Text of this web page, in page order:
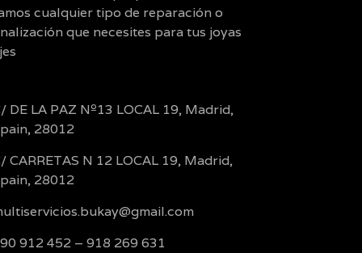
cualquier tipo de reparación o
que necesites para tus joyas
DE LA PAZ Nº13 LOCAL 19, Madrid,
28012
CARRETAS N 12 LOCAL 19, Madrid,
28012
912 452 – 918 269 631